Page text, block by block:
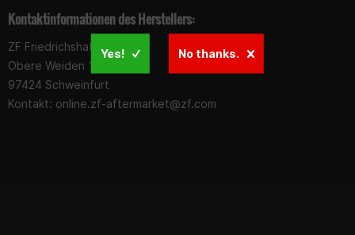
Kontaktinformationen des Herstellers:
ZF Friedrichshafen AG
Obere Weiden 12
97424 Schweinfurt
Kontakt: online.zf-aftermarket@zf.com
Yes! No thanks.